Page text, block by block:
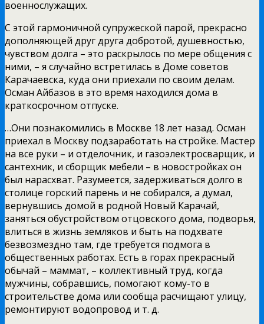
военнослужащих.
С этой гармоничной супружеской парой, прекрасно
дополняющей друг друга добротой, душевностью,
чувством долга – это раскрылось по мере общения с
ними, – я случайно встретилась в Доме советов
Карачаевска, куда они приехали по своим делам.
Осман Айбазов в это время находился дома в
краткосрочном отпуске.
…Они познакомились в Москве 18 лет назад. Осман
приехал в Москву подзаработать на стройке. Мастер
на все руки – и отделочник, и газоэлектросварщик, и
сантехник, и сборщик мебели – в новостройках он
был нарасхват. Разумеется, задерживаться долго в
столице горский парень и не собирался, а думал,
вернувшись домой в родной Новый Карачай,
заняться обустройством отцовского дома, подворья,
влиться в жизнь земляков и быть на подхвате
безвозмездно там, где требуется подмога в
общественных работах. Есть в горах прекрасный
обычай – маммат, – коллективный труд, когда
мужчины, собравшись, помогают кому-то в
строительстве дома или сообща расчищают улицу,
ремонтируют водопровод и т. д.